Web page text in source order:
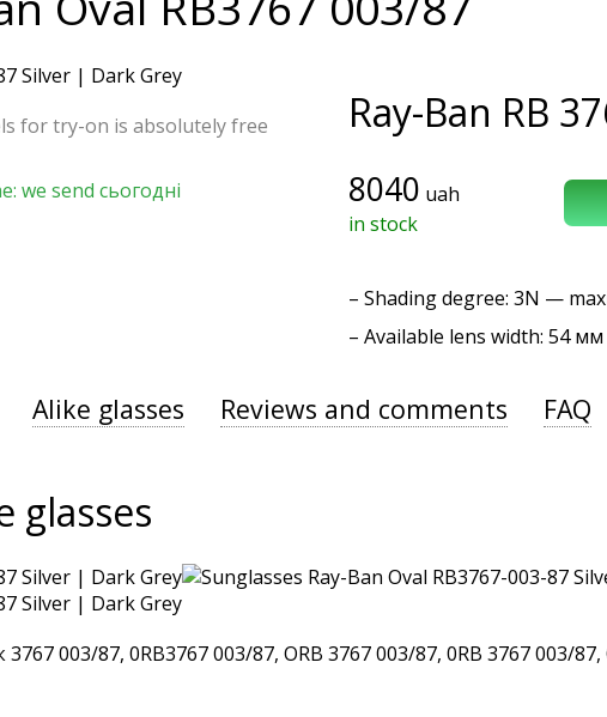
for try-on is absolutely free
send сьогодні
Ray-Ban RB
8040 uah
in stock
– Shading degree: 3N —
– Available lens width: 54
Alike glasses Reviews and comments FAQ
glasses
003/87, 0RB3767 003/87, ORB 3767 003/87, 0RB 3767 003/87,